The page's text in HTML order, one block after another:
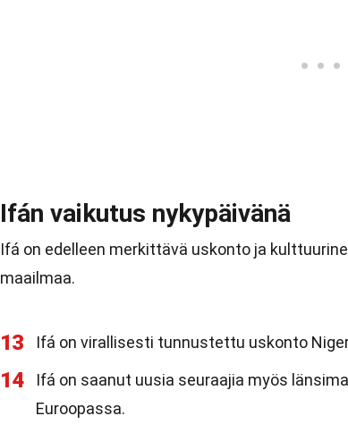
Ifán vaikutus nykypäivänä
Ifá on edelleen merkittävä uskonto ja
maailmaa.
13 Ifá on virallisesti tunnustettu uskonto
14
Ifá on saanut uusia seuraajia myös
Euroopassa.